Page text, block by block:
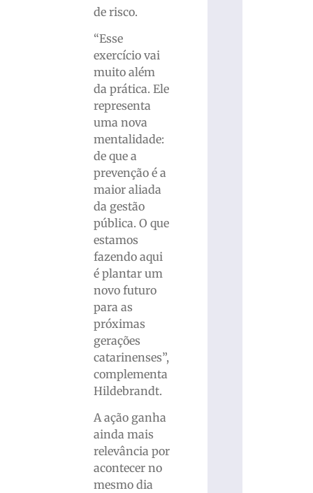
de risco.
“Esse
exercício vai
muito além
da prática. Ele
representa
uma nova
mentalidade:
de que a
prevenção é a
maior aliada
da gestão
pública. O que
estamos
fazendo aqui
é plantar um
novo futuro
para as
próximas
gerações
catarinenses”,
complementa
Hildebrandt.
A ação ganha
ainda mais
relevância por
acontecer no
mesmo dia